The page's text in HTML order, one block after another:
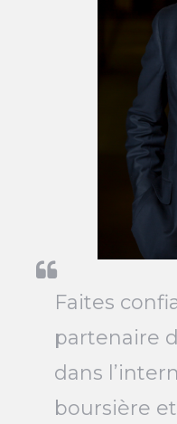
Faites
partenaire
dans
boursière